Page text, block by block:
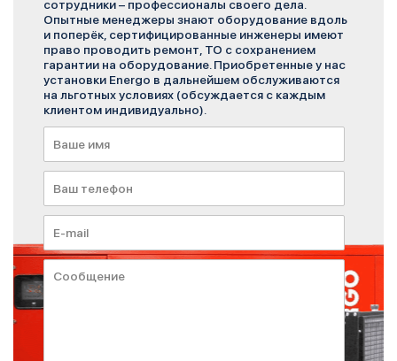
сотрудники – профессионалы своего дела.
Опытные менеджеры знают оборудование вдоль
и поперёк, сертифицированные инженеры имеют
право проводить ремонт, ТО с сохранением
гарантии на оборудование. Приобретенные у нас
установки Energo в дальнейшем обслуживаются
на льготных условиях (обсуждается с каждым
клиентом индивидуально).